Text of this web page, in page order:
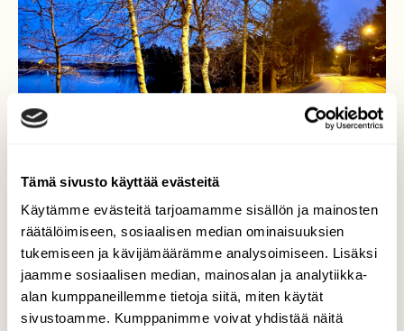
Tämä sivusto käyttää evästeitä
Käytämme evästeitä tarjoamamme sisällön ja mainosten
räätälöimiseen, sosiaalisen median ominaisuuksien
tukemiseen ja kävijämäärämme analysoimiseen. Lisäksi
jaamme sosiaalisen median, mainosalan ja analytiikka-
alan kumppaneillemme tietoja siitä, miten käytät
sivustoamme. Kumppanimme voivat yhdistää näitä
Hiljainen kylätie…